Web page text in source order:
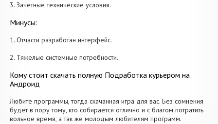
3. Зачетные технические условия.
Минусы:
1. Отчасти разработан интерфейс.
2. Тяжелые системные потребности.
Кому стоит скачать полную Подработка курьером на
Андроид
Любите программы, тогда скачанная игра для вас. Без сомнения
будет в пору тому, кто собирается отлично и с благом потратить
вольное время, а так же молодым любителям программ.